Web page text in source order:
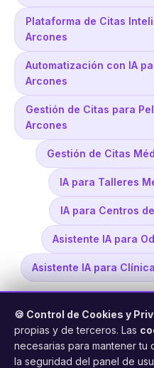
Plataforma de Citas
Arcones
Automatización con IA
Arcones
Gestión de Citas para
Arcones
Gestión de Citas
IA para Talleres
IA para Centros
Asistente IA para
Asistente IA para
🍪 Control de Cookies y
propias y de terceros. Las
necesarias para mantener
la seguridad del panel de